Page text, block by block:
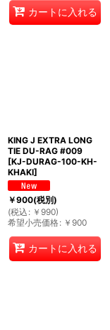
カートに入れる
KING J EXTRA LONG
TIE DU-RAG #009
[KJ-DURAG-100-KH-
KHAKI]
￥900(税別)
(税込 : ￥ 990)
希望小売価格: ￥ 900
カートに入れる